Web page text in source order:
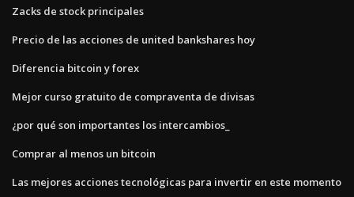
Zacks de stock principales
Precio de las acciones de united bankshares hoy
Diferencia bitcoin y forex
Mejor curso gratuito de compraventa de divisas
¿por qué son importantes los intercambios_
Comprar al menos un bitcoin
Las mejores acciones tecnológicas para invertir en este momento